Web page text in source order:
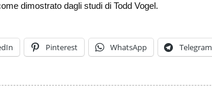
dimostrato dagli studi di Todd Vogel.
Pinterest WhatsApp Telegram